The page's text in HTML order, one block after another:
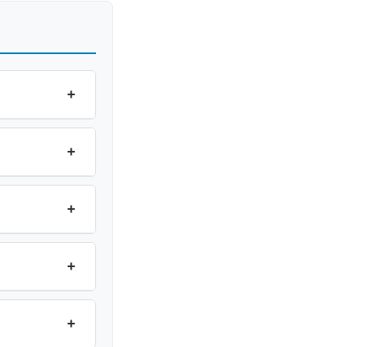
+
+
+
+
+